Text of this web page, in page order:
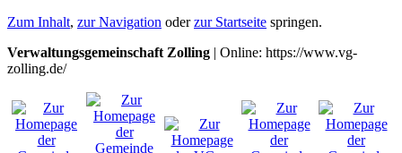
Zum Inhalt, zur Navigation oderzur Startseite springen.
Verwaltungsgemeinschaft Zolling | Online: https://www.vg-
zolling.de/